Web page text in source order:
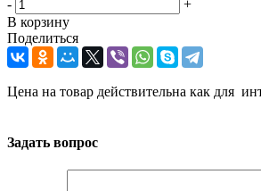
-
+
В корзину
Поделиться
Цена на товар действительна как для
Задать вопрос